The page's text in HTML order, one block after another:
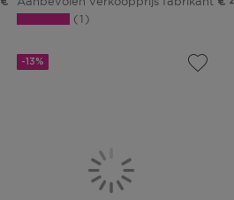
€ 44,01 €
1
-13%